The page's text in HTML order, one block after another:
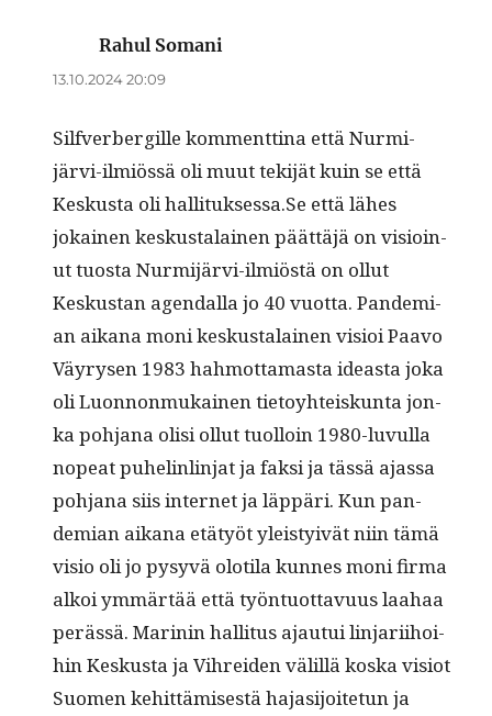
Rahul Somani
13.10.2024 20:09
Sil­fver­bergille kom­ment­ti­na että Nur­mi­
järvi-ilmiössä oli muut tek­i­jät kuin se että
Keskus­ta oli hallituksessa.Se että läh­es
jokainen keskusta­lainen päät­täjä on visioin­
ut tuos­ta Nur­mi­järvi-ilmiöstä on ollut
Keskus­tan agen­dal­la jo 40 vuot­ta. Pan­demi­
an aikana moni keskusta­lainen visioi Paa­vo
Väyry­sen 1983 hah­mot­ta­mas­ta ideas­ta joka
oli Luon­non­mukainen tietoy­hteiskun­ta jon­
ka poh­jana olisi ollut tuol­loin 1980-luvul­la
nopeat puhe­lin­lin­jat ja fak­si ja tässä ajas­sa
poh­jana siis inter­net ja läp­päri. Kun pan­
demi­an aikana etä­työt yleistyivät niin tämä
visio oli jo pysyvä oloti­la kunnes moni fir­ma
alkoi ymmärtää että työn­tuot­tavu­us laa­haa
perässä. Marinin hal­li­tus ajau­tui lin­jari­ihoi­
hin Keskus­ta ja Vihrei­den välil­lä kos­ka visiot
Suomen kehit­tämis­es­tä hajasi­joite­tun ja